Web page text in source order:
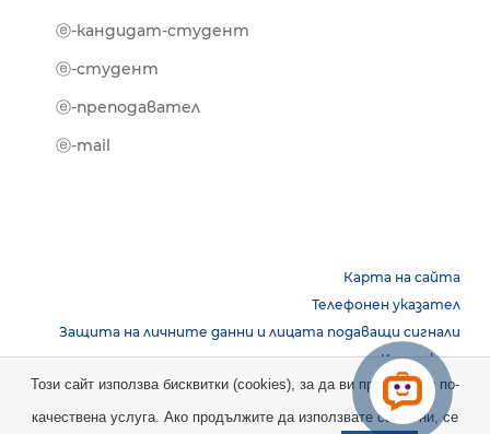
ⓔ-кандидат-студент
ⓔ-студент
ⓔ-преподавател
ⓔ-mail
Карта на сайта
Телефонен указател
Защита на личните данни и лицата подаващи сигнали
Контакти
Copyright © 2026 НБУ. Всички права запазени.
Този сайт използва бисквитки (cookies), за да ви предостави по-
качествена услуга. Ако продължите да използвате сайта ни, се